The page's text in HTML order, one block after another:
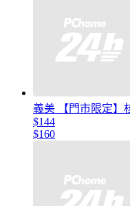
義美 【門市限定】
$144
$160